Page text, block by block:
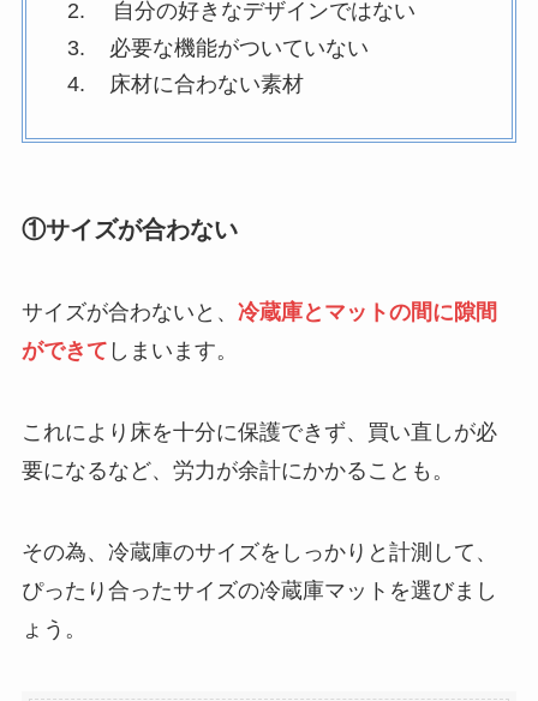
コーンフレークが体に悪い理由は？添加物
マンチカンを飼ってはいけない理由は？後
悔した人の口コミやデメリットを紹介！
買ってはいけない除雪機はある？壊れやす
食べてはいけないパイナップルの特徴は？
買ってはいけないオリーブオイルの特徴
自分の好きなデザインではない
必要な機能がついていない
床材に合わない素材
①サイズが合わない
サイズが合わないと、 冷蔵庫とマットの間に隙間
ができて しまいます。
これにより床を十分に保護できず、買い直しが必
要になるなど、労力が余計にかかることも。
その為、冷蔵庫のサイズをしっかりと計測して、
ぴったり合ったサイズの冷蔵庫マットを選びまし
ょう。